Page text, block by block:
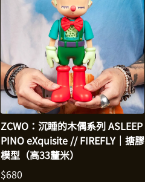
ZCWO：沉睡的木偶系列 ASLEEP
PINO eXquisite // FIREFLY｜搪膠
模型（高33釐米）
$680